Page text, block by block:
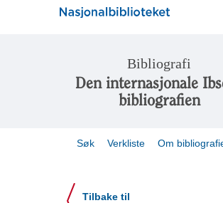
Bibliografi
Den internasjonale
bibliografien
Søk Verkliste Om
Tilbake til